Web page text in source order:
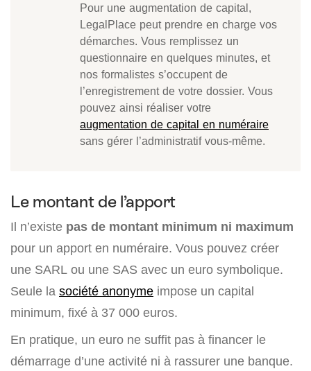
Pour une augmentation de capital,
LegalPlace peut prendre en charge vos
démarches. Vous remplissez un
questionnaire en quelques minutes, et
nos formalistes s’occupent de
l’enregistrement de votre dossier. Vous
pouvez ainsi réaliser votre
augmentation de capital en numéraire
sans gérer l’administratif vous-même.
Le montant de l’apport
Il n’existe pas de montant minimum ni maximum
pour un apport en numéraire. Vous pouvez créer
une SARL ou une SAS avec un euro symbolique.
Seule la société anonyme impose un capital
minimum, fixé à 37 000 euros.
En pratique, un euro ne suffit pas à financer le
démarrage d’une activité ni à rassurer une banque.